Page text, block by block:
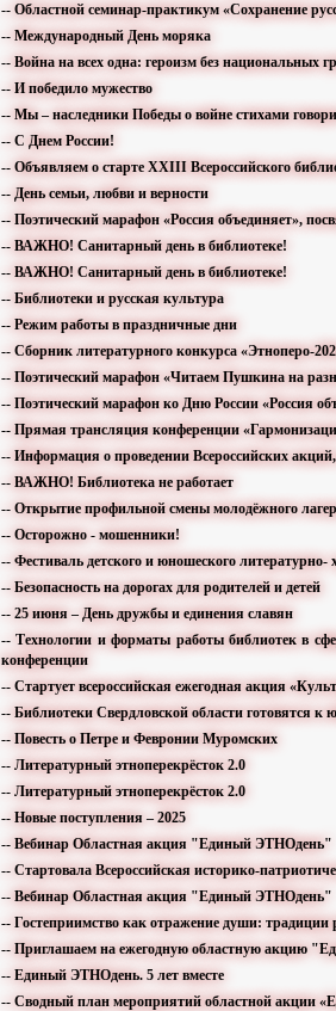
-- Областной семинар-практикум «Сохранение
-- Международный День моряка
-- Война на всех одна: героизм без национальных
-- И победило мужество
-- Мы – наследники Победы о войне стихами
-- С Днем России!
-- Объявляем о старте XXIII Всероссийского
-- День семьи, любви и верности
-- Поэтический марафон «Россия объединяет»,
-- ВАЖНО! Санитарный день в библиотеке!
-- ВАЖНО! Санитарный день в библиотеке!
-- Библиотеки и русская культура
-- Режим работы в праздничные дни
-- Сборник литературного конкурса «Этноперо-
-- Поэтический марафон «Читаем Пушкина на
-- Поэтический марафон ко Дню России «Россия
-- Прямая трансляция конференции
-- Информация о проведении Всероссийских
-- ВАЖНО! Библиотека не работает
-- Открытие профильной смены молодёжного
-- Осторожно - мошенники!
-- Фестиваль детского и юношеского литературно-
-- Безопасность на дорогах для родителей и детей
-- 25 июня – День дружбы и единения славян
-- Технологии и форматы работы библиотек в
конференции
-- Стартует всероссийская ежегодная акция
-- Библиотеки Свердловской области готовятся
-- Повесть о Петре и Февронии Муромских
-- Литературный этноперекрёсток 2.0
-- Литературный этноперекрёсток 2.0
-- Новые поступления – 2025
-- Вебинар Областная акция "Единый ЭТНОдень"
-- Стартовала Всероссийская историко-
-- Вебинар Областная акция "Единый ЭТНОдень"
-- Гостеприимство как отражение души: традиции
-- Приглашаем на ежегодную областную акцию
-- Единый ЭТНОдень. 5 лет вместе
-- Сводный план мероприятий областной акции